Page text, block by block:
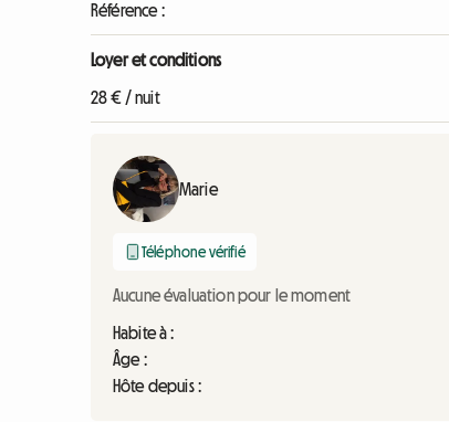
Référence :
Loyer et conditions
28 € / nuit
Marie
Téléphone vérifié
Aucune évaluation pour le moment
Habite à :
Âge :
Hôte depuis :